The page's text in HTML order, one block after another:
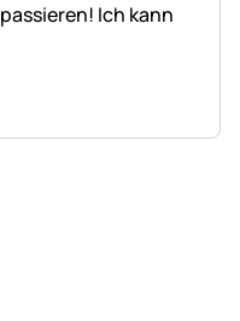
Ich kann